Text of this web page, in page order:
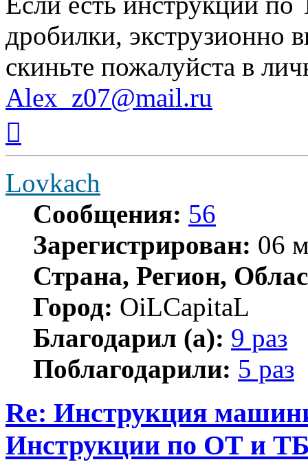
дробилки,
скиньте пожалуйcта в
Alex_z07@mail.ru
началу
Lovkach
Сообщения: 56
Зарегистрирован: 06
Страна, Регион,
Город: OiLCapitaL
Благодарил (а): 9 раз
Поблагодарили: 5 раз
Re: Инструкция
Инструкции по ОТ и